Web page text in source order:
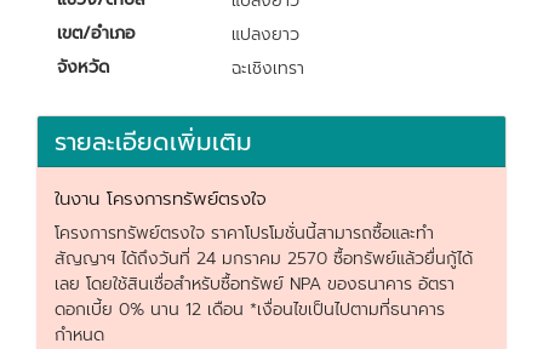
เขต/อำเภอ
แปลงยาว
จังหวัด
ฉะเชิงเทรา
รายละเอียดเพิ่มเติม
ในงาน โครงการทรัพย์ตรงใจ
โครงการทรัพย์ตรงใจ ราคาโปรโมชั่นนี้สามารถซื้อและทำ
สัญญาฯ ได้ถึงวันที่ 24 มกราคม 2570 ซื้อทรัพย์แล้วยื่นกู้ได้
เลย โดยใช้สินเชื่อสำหรับซื้อทรัพย์ NPA ของธนาคาร อัตรา
ดอกเบี้ย 0% นาน 12 เดือน *เงื่อนไขเป็นไปตามที่ธนาคาร
กำหนด